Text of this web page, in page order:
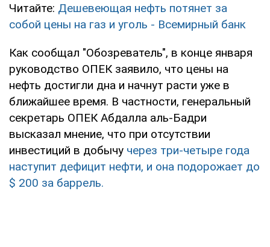
Читайте: Дешевеющая нефть потянет за
собой цены на газ и уголь - Всемирный банк
Как сообщал "Обозреватель", в конце января
руководство ОПЕК заявило, что цены на
нефть достигли дна и начнут расти уже в
ближайшее время. В частности, генеральный
секретарь ОПЕК Абдалла аль-Бадри
высказал мнение, что при отсутствии
инвестиций в добычу через три-четыре года
наступит дефицит нефти, и она подорожает до
$ 200 за баррель.